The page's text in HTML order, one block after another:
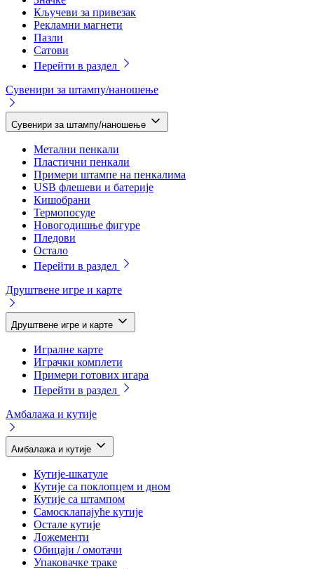
Кључеви за привезак
Рекламни магнети
Пазли
Сатови
Перейти в раздел
Сувенири за штампу/наношење
Сувенири за штампу/наношење
Метални пенкали
Пластични пенкали
Примери штампе на пенкалима
USB флешеви и батерије
Кишобрани
Термопосуде
Новогодишње фигуре
Пледови
Остало
Перейти в раздел
Друштвене игре и карте
Друштвене игре и карте
Игралне карте
Играчки комплети
Примери готових игара
Перейти в раздел
Амбалажа и кутије
Амбалажа и кутије
Кутије-шкатуле
Кутије са поклопцем и дном
Кутије са штампом
Самосклапајуће кутије
Остале кутије
Ложементи
Обицаји / омотачи
Упаковачке траке